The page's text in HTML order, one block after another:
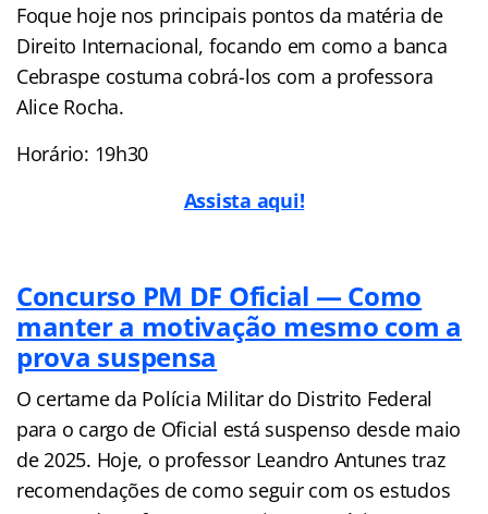
Foque hoje nos principais pontos da matéria de
Direito Internacional, focando em como a banca
Cebraspe costuma cobrá-los com a professora
Alice Rocha.
Horário: 19h30
Assista aqui!
Concurso PM DF Oficial — Como
manter a motivação mesmo com a
prova suspensa
O certame da Polícia Militar do Distrito Federal
para o cargo de Oficial está suspenso desde maio
de 2025. Hoje, o professor Leandro Antunes traz
recomendações de como seguir com os estudos